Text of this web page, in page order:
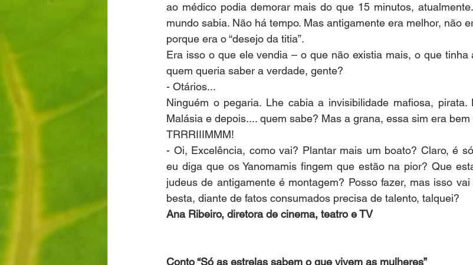
ao médico podia demorar mais do que 15 minutos,
mundo sabia. Não há tempo. Mas antigamente era melhor, não
porque era o “desejo da titia”.
Era isso o que ele vendia – o que não existia mais, o que
quem queria saber a verdade, gente?
- Otários...
Ninguém o pegaria. Lhe cabia a invisibilidade mafiosa,
Malásia e depois.... quem sabe? Mas a grana, essa sim era bem
TRRRIIIMMM!
- Oi, Excelência, como vai? Plantar mais um boato? Claro, é
eu diga que os Yanomamis fingem que estão na pior? Que
judeus de antigamente é montagem? Posso fazer, mas isso
besta, diante de fatos consumados precisa de talento, talquei?
Ana Ribeiro, diretora de cinema, teatro e TV
Conto “Só as estrelas sabem o que vivem as mulheres”